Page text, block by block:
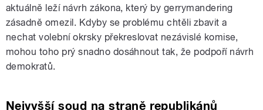
aktuálně leží návrh zákona, který by gerrymandering
zásadně omezil. Kdyby se problému chtěli zbavit a
nechat volební okrsky překreslovat nezávislé komise,
mohou toho prý snadno dosáhnout tak, že podpoří návrh
demokratů.
Nejvyšší soud na straně republikánů